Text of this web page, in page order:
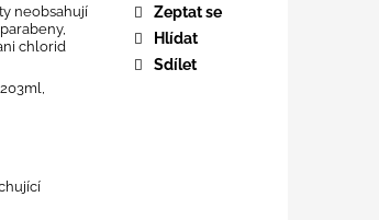
neobsahují
chlorid
Zeptat se
Hlídat
Sdílet